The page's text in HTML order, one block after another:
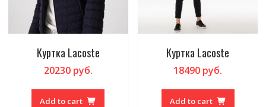
Куртка Lacoste
20230руб.
Add to cart
Куртка Lacoste
18490 руб.
Add to cart